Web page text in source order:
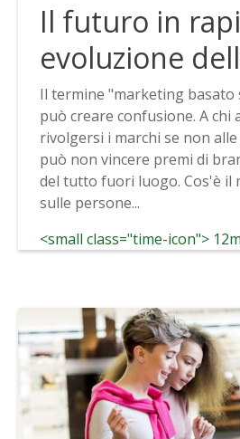
Il futuro in
evoluzione
dei dati e
prepararsi ad
affrontarlo
Il termine "marketing basato
può creare confusione. A
rivolgersi i marchi se non
può non vincere premi di
del tutto fuori luogo. Cos'è il
sulle persone...
<small class="time-icon">